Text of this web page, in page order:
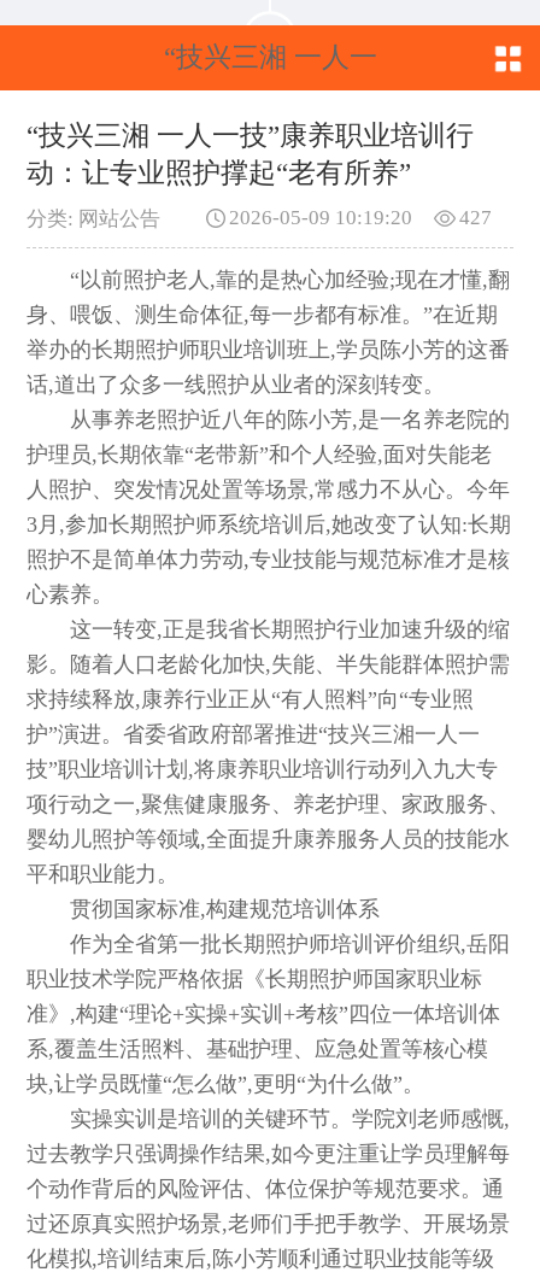
“技兴三湘 一人一
技”康养职业培训行
动：让专业照护撑
起“老有所养”
“技兴三湘 一人一技”康养职业培训行
动：让专业照护撑起“老有所养”
分类: 网站公告 427
2026-05-09 10:19:20
“以前照护老人,靠的是热心加经验;现在才懂,翻
身、喂饭、测生命体征,每一步都有标准。”在近期
举办的长期照护师职业培训班上,学员陈小芳的这番
话,道出了众多一线照护从业者的深刻转变。
从事养老照护近八年的陈小芳,是一名养老院的
护理员,长期依靠“老带新”和个人经验,面对失能老
人照护、突发情况处置等场景,常感力不从心。今年
3月,参加长期照护师系统培训后,她改变了认知:长期
照护不是简单体力劳动,专业技能与规范标准才是核
心素养。
这一转变,正是我省长期照护行业加速升级的缩
影。随着人口老龄化加快,失能、半失能群体照护需
求持续释放,康养行业正从“有人照料”向“专业照
护”演进。省委省政府部署推进“技兴三湘一人一
技”职业培训计划,将康养职业培训行动列入九大专
项行动之一,聚焦健康服务、养老护理、家政服务、
婴幼儿照护等领域,全面提升康养服务人员的技能水
平和职业能力。
贯彻国家标准,构建规范培训体系
作为全省第一批长期照护师培训评价组织,岳阳
职业技术学院严格依据《长期照护师国家职业标
准》,构建“理论+实操+实训+考核”四位一体培训体
系,覆盖生活照料、基础护理、应急处置等核心模
块,让学员既懂“怎么做”,更明“为什么做”。
实操实训是培训的关键环节。学院刘老师感慨,
过去教学只强调操作结果,如今更注重让学员理解每
个动作背后的风险评估、体位保护等规范要求。通
过还原真实照护场景,老师们手把手教学、开展场景
化模拟,培训结束后,陈小芳顺利通过职业技能等级